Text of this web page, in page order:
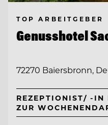
TOP ARBEITGEBER
Genusshotel
72270 Baiersbronn,
REZEPTIONIST/ -IN
ZUR